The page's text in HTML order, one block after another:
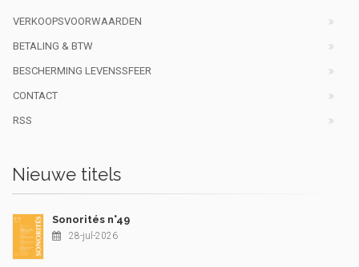
VERKOOPSVOORWAARDEN
BETALING & BTW
BESCHERMING LEVENSSFEER
CONTACT
RSS
Nieuwe titels
Sonorités n°49
28-jul-2026